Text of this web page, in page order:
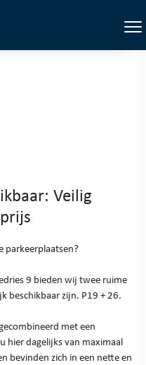
×
Veilig
parkeerplaatsen?
9 bieden wij twee ruime
beschikbaar zijn. P19 + 26.
met een
hier dagelijks van maximaal
bevinden zich in een nette en